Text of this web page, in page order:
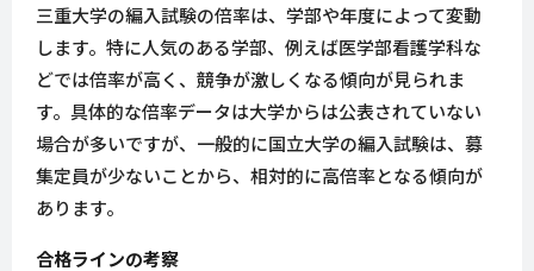
三重大学の編入試験の倍率は、学部や年度によって変動
します。特に人気のある学部、例えば医学部看護学科な
どでは倍率が高く、競争が激しくなる傾向が見られま
す。具体的な倍率データは大学からは公表されていない
場合が多いですが、一般的に国立大学の編入試験は、募
集定員が少ないことから、相対的に高倍率となる傾向が
あります。
合格ラインの考察